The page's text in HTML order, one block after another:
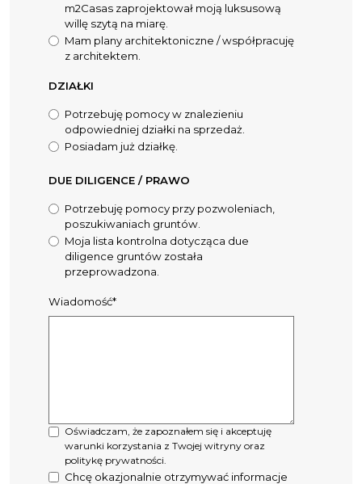
m2Casas zaprojektował moją luksusową
willę szytą na miarę.
Mam plany architektoniczne / współpracuję
z architektem.
DZIAŁKI
Potrzebuję pomocy w znalezieniu
odpowiedniej działki na sprzedaż.
Posiadam już działkę.
DUE DILIGENCE / PRAWO
Potrzebuję pomocy przy pozwoleniach,
poszukiwaniach gruntów.
Moja lista kontrolna dotycząca due
diligence gruntów została
przeprowadzona.
Wiadomość*
Oświadczam, że zapoznałem się i akceptuję
warunki korzystania z Twojej witryny oraz
politykę prywatności.
Chcę okazjonalnie otrzymywać informacje